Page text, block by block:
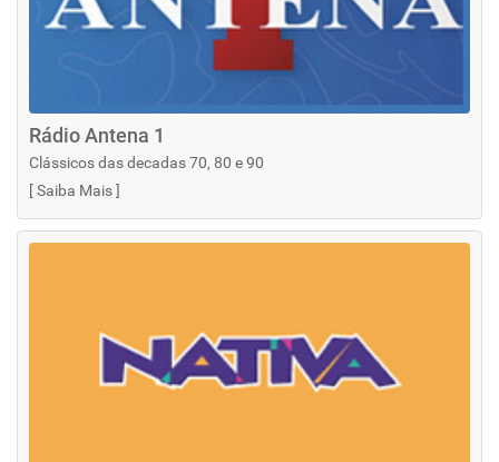
Rádio Antena 1
Clássicos das decadas 70, 80 e 90
[Saiba Mais]